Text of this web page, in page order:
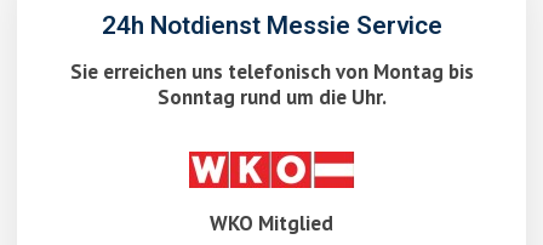
24h Notdienst Messie Service
Sie erreichen uns telefonisch von Montag bis
Sonntag rund um die Uhr.
WKO Mitglied